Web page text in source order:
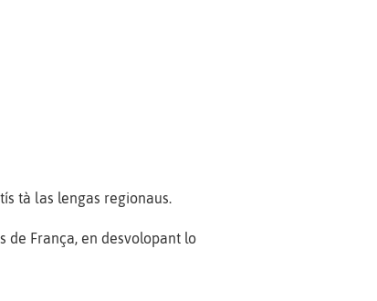
tà las lengas regionaus.
de França, en desvolopant lo